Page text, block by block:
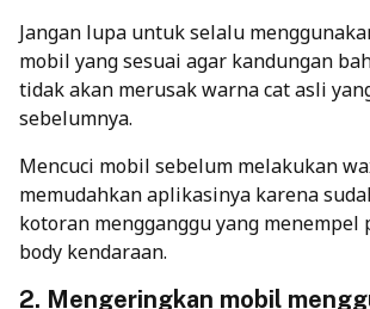
Jangan lupa untuk selalu
mobil yang sesuai agar kandungan
tidak akan merusak warna cat asli
sebelumnya.
Mencuci mobil sebelum melakukan
memudahkan aplikasinya karena
kotoran mengganggu yang menempel
body kendaraan.
2. Mengeringkan mobil